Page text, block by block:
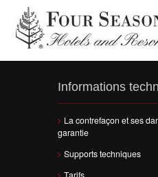
Informations
La contrefaçon et ses
garantie
Supports techniques